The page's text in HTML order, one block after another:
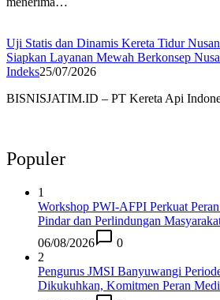
Uji Statis dan Dinamis Kereta Tidur
Siapkan Layanan Mewah Berkonsep
Indeks25/07/2026
BISNISJATIM.ID – PT Kereta Api
Populer
1
Workshop PWI-AFPI Perkuat
Pindar dan Perlindungan
06/08/2026
0
2
Pengurus JMSI Banyuwangi
Dikukuhkan, Komitmen Peran